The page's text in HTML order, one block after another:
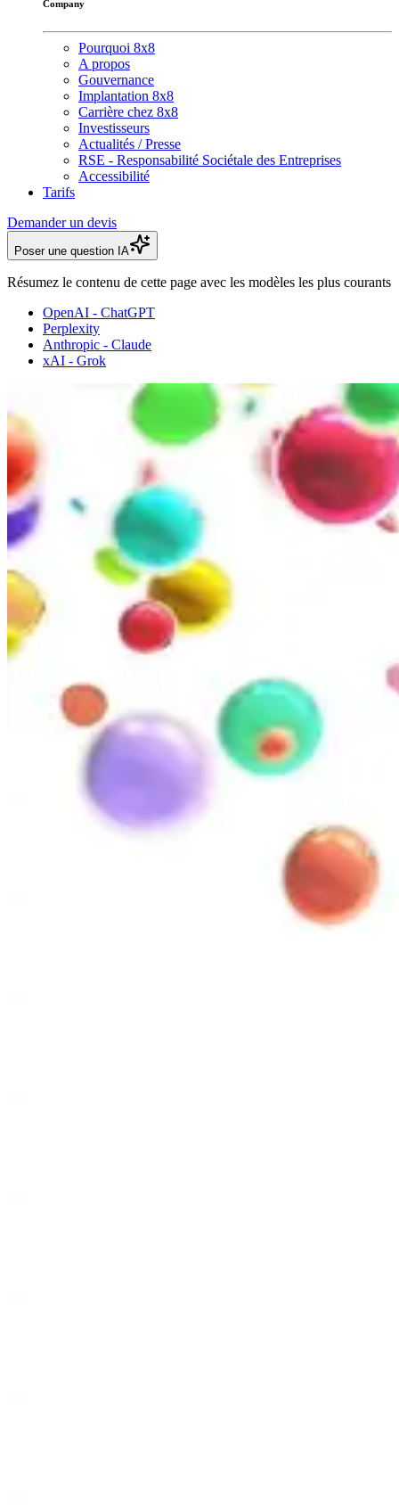
Company
Pourquoi 8x8
A propos
Gouvernance
Implantation 8x8
Carrière chez 8x8
Investisseurs
Actualités / Presse
RSE - Responsabilité Sociétale des Entreprises
Accessibilité
Tarifs
Demander un devis
Poser une question IA
Résumez le contenu de cette page avec les modèles les plus courants
OpenAI - ChatGPT
Perplexity
Anthropic - Claude
xAI - Grok